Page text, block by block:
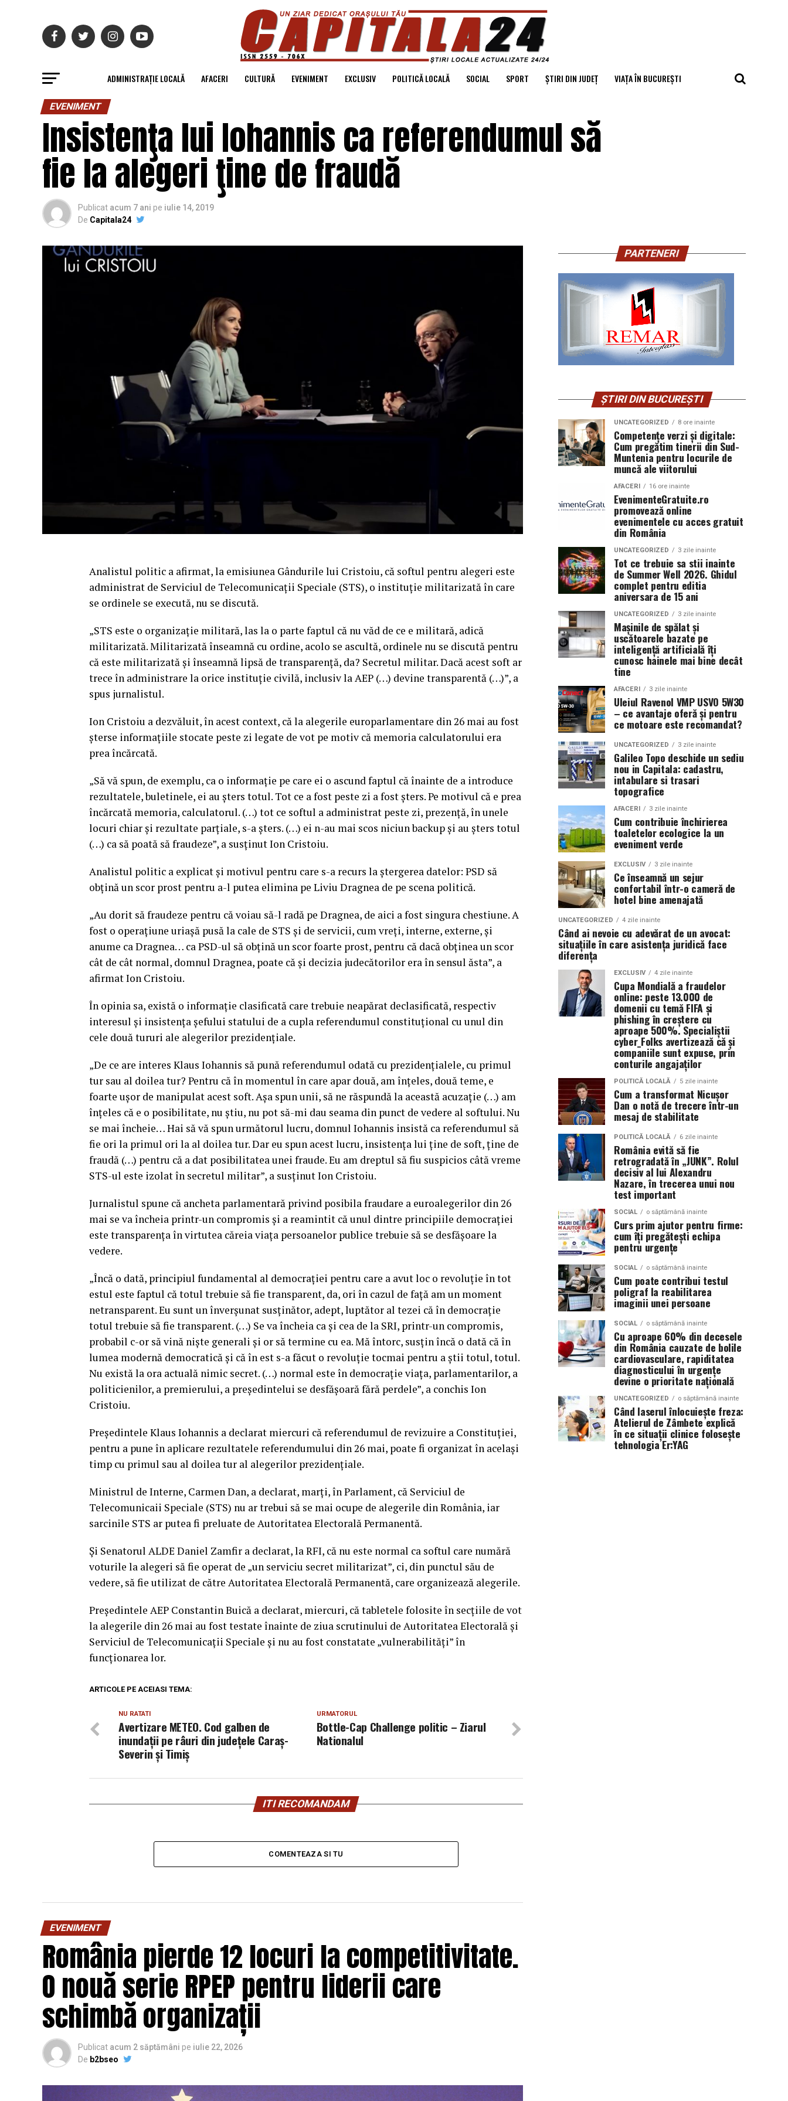
ADMINISTRAȚIE LOCALĂ AFACERI CULTURĂ EVENIMENT EXCLUSIV POLITICĂ LOCALĂ SOCIAL SPORT ȘTIRI DIN JUDEȚ VIAȚA ÎN BUCUREȘTI
EVENIMENT
Insistenţa lui Iohannis ca referendumul să
fie la alegeri ţine de fraudă
Publicat acum 7 ani pe iulie 14, 2019
De Capitala24
Analistul politic a afirmat, la emisiunea Gândurile lui Cristoiu, că softul pentru alegeri este
administrat de Serviciul de Telecomunicaţii Speciale (STS), o instituţie militarizată în care
se ordinele se execută, nu se discută.
„STS este o organizaţie militară, las la o parte faptul că nu văd de ce e militară, adică
militarizată. Militarizată înseamnă cu ordine, acolo se ascultă, ordinele nu se discută pentru
că este militarizată şi înseamnă lipsă de transparenţă, da? Secretul militar. Dacă acest soft ar
trece în administrare la orice instituţie civilă, inclusiv la AEP (…) devine transparentă (…)”, a
spus jurnalistul.
Ion Cristoiu a dezvăluit, în acest context, că la alegerile europarlamentare din 26 mai au fost
şterse informaţiile stocate peste zi legate de vot pe motiv că memoria calculatorului era
prea încărcată.
„Să vă spun, de exemplu, ca o informaţie pe care ei o ascund faptul că înainte de a introduce
rezultatele, buletinele, ei au şters totul. Tot ce a fost peste zi a fost şters. Pe motivul că e prea
încărcată memoria, calculatorul. (…) tot ce softul a administrat peste zi, prezenţă, în unele
locuri chiar şi rezultate parţiale, s-a şters. (…) ei n-au mai scos niciun backup şi au şters totul
(…) ca să poată să fraudeze”, a susţinut Ion Cristoiu.
Analistul politic a explicat şi motivul pentru care s-a recurs la ştergerea datelor: PSD să
obţină un scor prost pentru a-l putea elimina pe Liviu Dragnea de pe scena politică.
„Au dorit să fraudeze pentru că voiau să-l radă pe Dragnea, de aici a fost singura chestiune. A
fost o operaţiune uriaşă pusă la cale de STS şi de servicii, cum vreţi, interne, externe, şi
anume ca Dragnea… ca PSD-ul să obţină un scor foarte prost, pentru că dacă obţinea un scor
cât de cât normal, domnul Dragnea, poate că şi decizia judecătorilor era în sensul ăsta”, a
afirmat Ion Cristoiu.
În opinia sa, există o informaţie clasificată care trebuie neapărat declasificată, respectiv
interesul şi insistenţa şefului statului de a cupla referendumul constituţional cu unul din
cele două tururi ale alegerilor prezidenţiale.
„De ce are interes Klaus Iohannis să pună referendumul odată cu prezidenţialele, cu primul
tur sau al doilea tur? Pentru că în momentul în care apar două, am înţeles, două teme, e
foarte uşor de manipulat acest soft. Aşa spun unii, să ne răspundă la această acuzaţie (…) am
înţeles că e o posibilitate, nu ştiu, nu pot să-mi dau seama din punct de vedere al softului. Nu
se mai încheie… Hai să vă spun următorul lucru, domnul Iohannis insistă ca referendumul să
fie ori la primul ori la al doilea tur. Dar eu spun acest lucru, insistenţa lui ţine de soft, ţine de
fraudă (…) pentru că a dat posibilitatea unei fraude. Eu am dreptul să fiu suspicios câtă vreme
STS-ul este izolat în secretul militar”, a susţinut Ion Cristoiu.
Jurnalistul spune că ancheta parlamentară privind posibila fraudare a euroalegerilor din 26
mai se va încheia printr-un compromis şi a reamintit că unul dintre principiile democraţiei
este transparenţa în virtutea căreia viaţa persoanelor publice trebuie să se desfăşoare la
vedere.
„Încă o dată, principiul fundamental al democraţiei pentru care a avut loc o revoluţie în tot
estul este faptul că totul trebuie să fie transparent, da, ori în cazul de faţă am un moment
netransparent. Eu sunt un înverşunat susţinător, adept, luptător al tezei că în democraţie
totul trebuie să fie transparent. (…) Se va încheia ca şi cea de la SRI, printr-un compromis,
probabil c-or să vină nişte generali şi or să termine cu ea. Mă întorc, susţin încă o dată că în
lumea modernă democratică şi că în est s-a făcut o revoluţie tocmai pentru a ştii totul, totul.
Nu există la ora actuală nimic secret. (…) normal este în democraţie viaţa, parlamentarilor, a
politicienilor, a premierului, a preşedintelui se desfăşoară fără perdele”, a conchis Ion
Cristoiu.
Preşedintele Klaus Iohannis a declarat miercuri că referendumul de revizuire a Constituţiei,
pentru a pune în aplicare rezultatele referendumului din 26 mai, poate fi organizat în acelaşi
timp cu primul sau al doilea tur al alegerilor prezidenţiale.
Ministrul de Interne, Carmen Dan, a declarat, marţi, în Parlament, că Serviciul de
Telecomunicaii Speciale (STS) nu ar trebui să se mai ocupe de alegerile din România, iar
sarcinile STS ar putea fi preluate de Autoritatea Electorală Permanentă.
Şi Senatorul ALDE Daniel Zamfir a declarat, la RFI, că nu este normal ca softul care numără
voturile la alegeri să fie operat de „un serviciu secret militarizat”, ci, din punctul său de
vedere, să fie utilizat de către Autoritatea Electorală Permanentă, care organizează alegerile.
Preşedintele AEP Constantin Buică a declarat, miercuri, că tabletele folosite în secţiile de vot
la alegerile din 26 mai au fost testate înainte de ziua scrutinului de Autoritatea Electorală şi
Serviciul de Telecomunicaţii Speciale şi nu au fost constatate „vulnerabilităţi” în
funcţionarea lor.
ARTICOLE PE ACEIASI TEMA:
URMATORUL
Bottle-Cap Challenge politic – Ziarul
Nationalul
NU RATATI
Avertizare METEO. Cod galben de
inundaţii pe râuri din judeţele Caraş-
Severin şi Timiş
ITI RECOMANDAM
COMENTEAZA SI TU
EVENIMENT
România pierde 12 locuri la competitivitate.
O nouă serie RPEP pentru liderii care
schimbă organizații
Publicat acum 2 săptămâni pe iulie 22, 2026
De b2bseo
PARTENERI
ȘTIRI DIN BUCUREȘTI
UNCATEGORIZED 8 ore inainte
Competențe verzi și digitale:
Cum pregătim tinerii din Sud-
Muntenia pentru locurile de
muncă ale viitorului
AFACERI 16 ore inainte
EvenimenteGratuite.ro
promovează online
evenimentele cu acces gratuit
din România
UNCATEGORIZED 3 zile inainte
Tot ce trebuie sa stii inainte
de Summer Well 2026. Ghidul
complet pentru editia
aniversara de 15 ani
UNCATEGORIZED 3 zile inainte
Mașinile de spălat și
uscătoarele bazate pe
inteligență artificială îți
cunosc hainele mai bine decât
tine
AFACERI 3 zile inainte
Uleiul Ravenol VMP USVO 5W30
– ce avantaje oferă și pentru
ce motoare este recomandat?
UNCATEGORIZED 3 zile inainte
Galileo Topo deschide un sediu
nou in Capitala: cadastru,
intabulare si trasari
topografice
AFACERI 3 zile inainte
Cum contribuie închirierea
toaletelor ecologice la un
eveniment verde
EXCLUSIV 3 zile inainte
Ce înseamnă un sejur
confortabil într-o cameră de
hotel bine amenajată
UNCATEGORIZED 4 zile inainte
Când ai nevoie cu adevărat de un avocat:
situațiile în care asistența juridică face
diferența
EXCLUSIV 4 zile inainte
Cupa Mondială a fraudelor
online: peste 13.000 de
domenii cu temă FIFA și
phishing în creștere cu
aproape 500%. Specialiștii
cyber_Folks avertizează că și
companiile sunt expuse, prin
conturile angajaților
POLITICĂ LOCALĂ 5 zile inainte
Cum a transformat Nicușor
Dan o notă de trecere într-un
mesaj de stabilitate
POLITICĂ LOCALĂ 6 zile inainte
România evită să fie
retrogradată în „JUNK”. Rolul
decisiv al lui Alexandru
Nazare, în trecerea unui nou
test important
SOCIAL o săptămână inainte
Curs prim ajutor pentru firme:
cum îți pregătești echipa
pentru urgențe
SOCIAL o săptămână inainte
Cum poate contribui testul
poligraf la reabilitarea
imaginii unei persoane
SOCIAL o săptămână inainte
Cu aproape 60% din decesele
din România cauzate de bolile
cardiovasculare, rapiditatea
diagnosticului în urgențe
devine o prioritate națională
UNCATEGORIZED o săptămână inainte
Când laserul înlocuiește freza:
Atelierul de Zâmbete explică
în ce situații clinice folosește
tehnologia Er:YAG